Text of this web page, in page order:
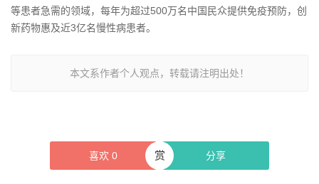
等患者急需的领域，每年为超过500万名中国民众提供免疫预防，创
新药物惠及近3亿名慢性病患者。
本文系作者个人观点，转载请注明出处！
喜欢 0 分享
赏